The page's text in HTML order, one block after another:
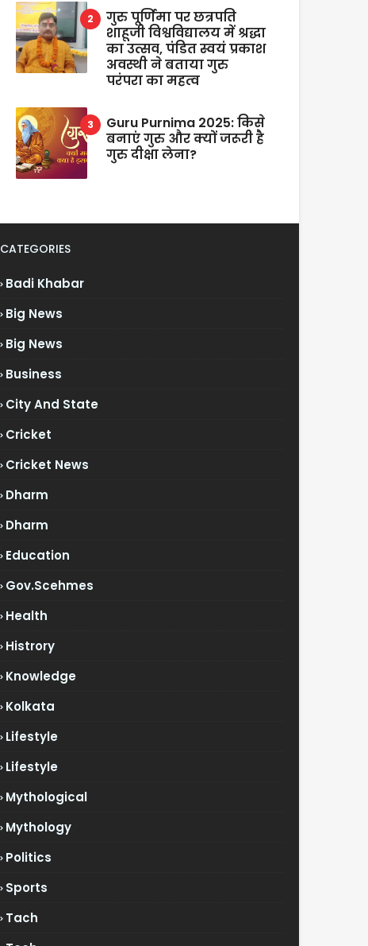
गुरु पूर्णिमा पर छत्रपति
शाहूजी विश्वविद्यालय में श्रद्धा
का उत्सव, पंडित स्वयं प्रकाश
अवस्थी ने बताया गुरु
परंपरा का महत्व
Guru Purnima 2025: किसे
बनाएं गुरु और क्यों जरूरी है
गुरु दीक्षा लेना?
CATEGORIES
Badi Khabar
Big News
Big News
Business
City And State
Cricket
Cricket News
Dharm
Dharm
Education
Gov.scehmes
Health
Histrory
Knowledge
Kolkata
Lifestyle
Lifestyle
Mythological
Mythology
Politics
Sports
Tach